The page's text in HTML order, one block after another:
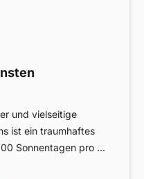
und vielseitige
ist ein traumhaftes
Sonnentagen pro …